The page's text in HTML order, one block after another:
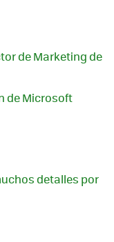
de Marketing de
de Microsoft
detalles por